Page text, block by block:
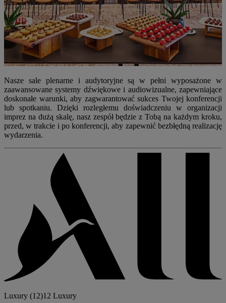
Nasze sale plenarne i audytoryjne są w pełni wyposażone w
zaawansowane systemy dźwiękowe i audiowizualne, zapewniające
doskonałe warunki, aby zagwarantować sukces Twojej konferencji
lub spotkaniu. Dzięki rozległemu doświadczeniu w organizacji
imprez na dużą skalę, nasz zespół będzie z Tobą na każdym kroku,
przed, w trakcie i po konferencji, aby zapewnić bezbłędną realizację
wydarzenia.
Luxury (12)12 Luxury